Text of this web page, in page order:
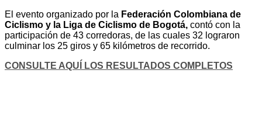
El evento organizado por la Federación Colombiana de
Ciclismo y la Liga de Ciclismo de Bogotá, contó con la
participación de 43 corredoras, de las cuales 32 lograron
culminar los 25 giros y 65 kilómetros de recorrido.
CONSULTE AQUÍ LOS RESULTADOS COMPLETOS